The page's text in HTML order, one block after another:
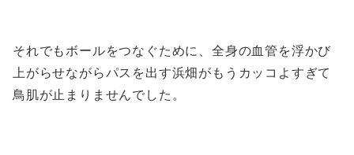
それでもボールをつなぐために、全身の血管を浮かび
上がらせながらパスを出す浜畑がもうカッコよすぎて
鳥肌が止まりませんでした。